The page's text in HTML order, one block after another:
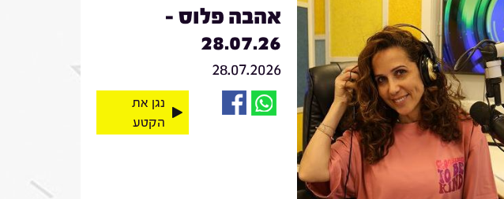
אהבה פלוס -
28.07.26
28.07.2026
נגן את
הקטע